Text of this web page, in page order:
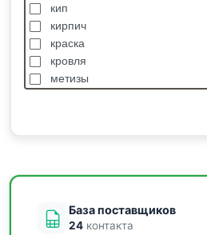
кип
кирпич
краска
кровля
метизы
База поставщиков
24 контакта